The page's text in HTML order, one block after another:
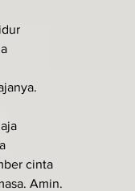
cinta
Amin.